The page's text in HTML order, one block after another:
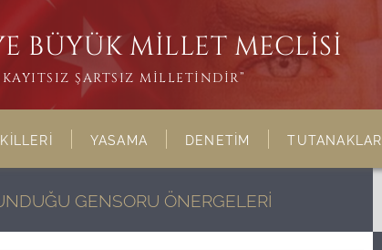
BÜYÜK MİLLET MECLİSİ
ŞARTSIZ MİLLETİNDİR”
YASAMA DENETİM TUTANAKLAR
GENSORU ÖNERGELERİ